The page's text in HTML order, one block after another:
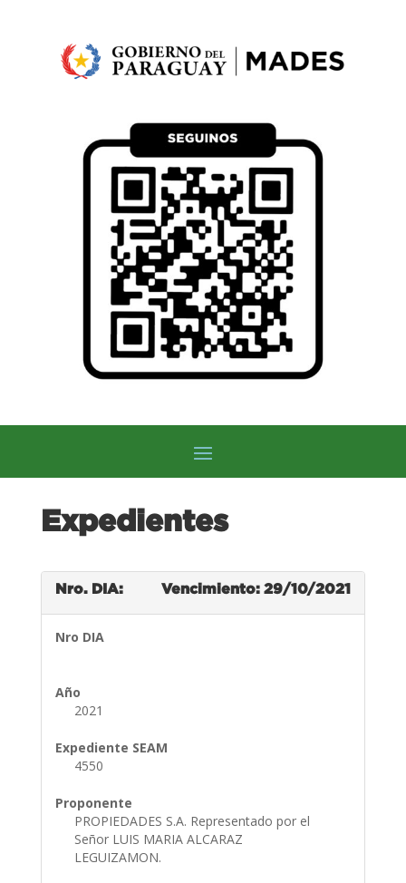
Expedientes
Nro. DIA: Vencimiento: 29/10/2021
Nro DIA
Año
2021
Expediente SEAM
4550
Proponente
PROPIEDADES S.A. Representado por el
Señor LUIS MARIA ALCARAZ
LEGUIZAMON.